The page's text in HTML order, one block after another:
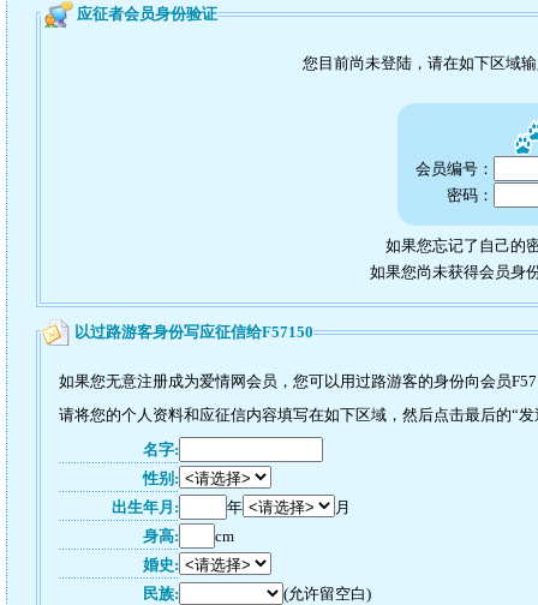
应征者会员身份验证
您目前尚未登陆，请在如下区域
会员编号：
密码：
如果您忘记了自己的
如果您尚未获得会员身
以过路游客身份写应征信给F57150
如果您无意注册成为爱情网会员，您可以用过路游客的身份向会员
请将您的个人资料和应征信内容填写在如下区域，然后点击最后的“
名字:
性别:
出生年月:
年
月
身高:
cm
婚史:
民族:
(允许留空白)